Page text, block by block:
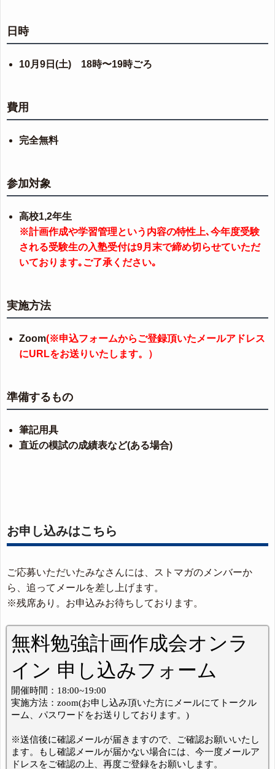
日時
10月9日(土) 18時〜19時ごろ
費用
完全無料
参加対象
高校1,2年生
※計画作成や学習管理という内容の特性上､今年度受験
される受験生の入塾受付は9月末で締め切らせていただ
いております｡ご了承ください｡
実施方法
Zoom(※申込フォームからご登録頂いたメールアドレス
にURLをお送りいたします。）
準備するもの
筆記用具
直近の模試の成績表など(ある場合)
お申し込みはこちら
ご応募いただいたみなさんには、ストマガのメンバーか
ら、追ってメールを差し上げます。
※残席あり。お申込みお待ちしております。